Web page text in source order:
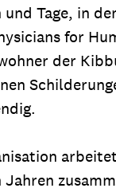
Tage, in
for
der